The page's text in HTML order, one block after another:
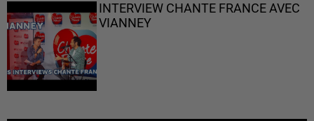
INTERVIEW CHANTE FRANCE AVEC
VIANNEY